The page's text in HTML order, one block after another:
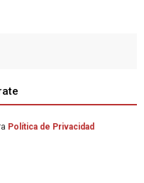
Política de Privacidad